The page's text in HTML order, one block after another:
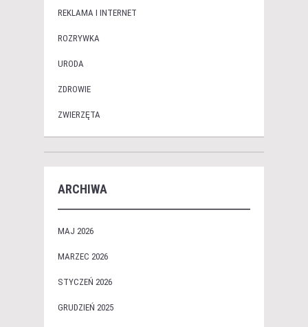
REKLAMA I INTERNET
ROZRYWKA
URODA
ZDROWIE
ZWIERZĘTA
ARCHIWA
MAJ 2026
MARZEC 2026
STYCZEŃ 2026
GRUDZIEŃ 2025